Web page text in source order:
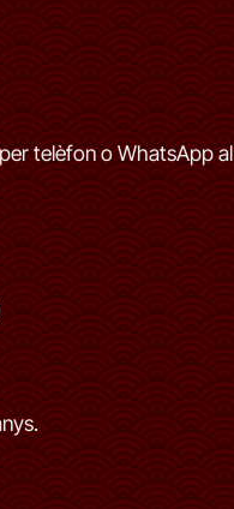
telèfon o WhatsApp al